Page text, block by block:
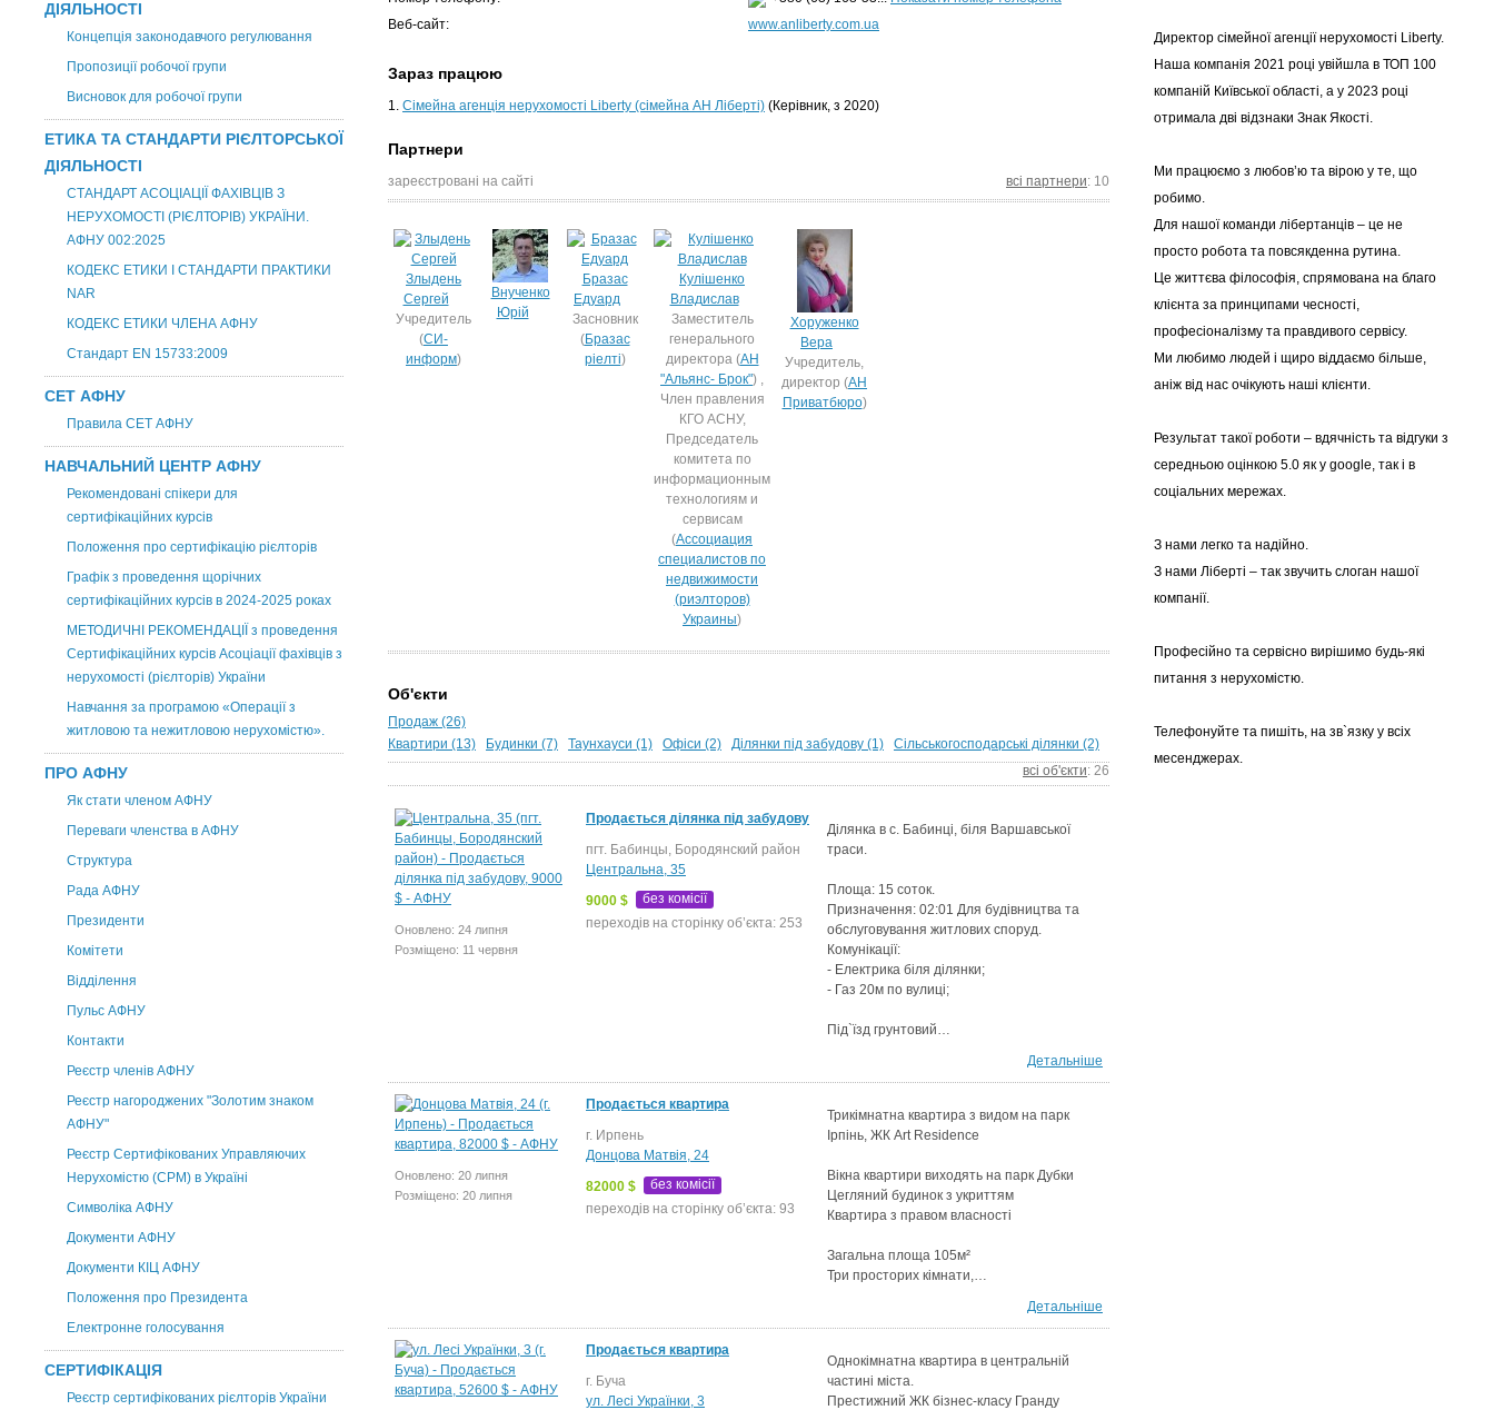
ДІЯЛЬНОСТІ
Концепція законодавчого регулювання
Пропозиції робочої групи
Висновок для робочої групи
ЕТИКА ТА СТАНДАРТИ РІЄЛТОРСЬКОЇ
ДІЯЛЬНОСТІ
СТАНДАРТ АСОЦІАЦІЇ ФАХІВЦІВ З
НЕРУХОМОСТІ (РІЄЛТОРІВ) УКРАЇНИ.
АФНУ 002:2025
КОДЕКС ЕТИКИ І СТАНДАРТИ ПРАКТИКИ
NAR
КОДЕКС ЕТИКИ ЧЛЕНА АФНУ
Стандарт EN 15733:2009
СЕТ АФНУ
Правила СЕТ АФНУ
НАВЧАЛЬНИЙ ЦЕНТР АФНУ
Рекомендовані спікери для
сертифікаційних курсів
Положення про сертифікацію рієлторів
Графік з проведення щорічних
сертифікаційних курсів в 2024-2025 роках
МЕТОДИЧНІ РЕКОМЕНДАЦІЇ з проведення
Сертифікаційних курсів Асоціації фахівців з
нерухомості (рієлторів) України
Навчання за програмою «Операції з
житловою та нежитловою нерухомістю».
ПРО АФНУ
Як стати членом АФНУ
Переваги членства в АФНУ
Структура
Рада АФНУ
Президенти
Комітети
Відділення
Пульс АФНУ
Контакти
Реєстр членів АФНУ
Реєстр нагороджених "Золотим знаком
АФНУ"
Реєстр Сертифікованих Управляючих
Нерухомістю (CPM) в Україні
Символіка АФНУ
Документи АФНУ
Документи КІЦ АФНУ
Положення про Президента
Електронне голосування
СЕРТИФІКАЦІЯ
Реєстр сертифікованих рієлторів України
Веб-сайт:
www.anliberty.com.ua
Зараз працюю
1. Сімейна агенція нерухомості Liberty (сімейна АН Ліберті) (Керівник, з 2020)
Партнери
зареєстровані на сайті всі партнери: 10
Злыдень
Сергей
Учредитель
(СИ-
информ)
Внученко
Юрій
Бразас
Едуард
Засновник
(Бразас
ріелті)
Кулішенко
Владислав
Заместитель
генерального
директора (АН
"Альянс- Брок") ,
Член правления
КГО АСНУ,
Председатель
комитета по
информационным
технологиям и
сервисам
(Ассоциация
специалистов по
недвижимости
(риэлторов)
Украины)
Хоруженко
Вера
Учредитель,
директор (АН
Приватбюро)
Об'єкти
Продаж (26)
Квартири (13)
Будинки (7) Таунхауси (1) Офіси (2) Ділянки під забудову (1)
Сільськогосподарські ділянки (2)
всі об'єкти: 26
Оновлено: 24 липня
Розміщено: 11 червня
Продається ділянка під забудову
пгт. Бабинцы, Бородянский район
Центральна, 35
9000 $
без комісії
переходів на сторінку об’єкта: 253
Ділянка в с. Бабинці, біля Варшавської
траси.
Площа: 15 соток.
Призначення: 02:01 Для будівництва та
обслуговування житлових споруд.
Комунікації:
- Електрика біля ділянки;
- Газ 20м по вулиці;
Під`їзд грунтовий…
Детальніше
Оновлено: 20 липня
Розміщено: 20 липня
Продається квартира
г. Ирпень
Донцова Матвія, 24
82000 $
без комісії
переходів на сторінку об’єкта: 93
Трикімнатна квартира з видом на парк
Ірпінь, ЖК Art Residence
Вікна квартири виходять на парк Дубки
Цегляний будинок з укриттям
Квартира з правом власності
Загальна площа 105м²
Три просторих кімнати,…
Детальніше
Продається квартира
г. Буча
ул. Лесі Українки, 3
Однокімнатна квартира в центральній
частині міста.
Престижний ЖК бізнес-класу Гранду
Директор сімейної агенції нерухомості Liberty.
Наша компанія 2021 році увійшла в ТОП 100
компаній Київської області, а у 2023 році
отримала дві відзнаки Знак Якості.
Ми працюємо з любов’ю та вірою у те, що
робимо.
Для нашої команди лібертанців – це не
просто робота та повсякденна рутина.
Це життєва філософія, спрямована на благо
клієнта за принципами чесності,
професіоналізму та правдивого сервісу.
Ми любимо людей і щиро віддаємо більше,
аніж від нас очікують наші клієнти.
Результат такої роботи – вдячність та відгуки з
середньою оцінкою 5.0 як у google, так і в
соціальних мережах.
З нами легко та надійно.
З нами Ліберті – так звучить слоган нашої
компанії.
Професійно та сервісно вирішимо будь-які
питання з нерухомістю.
Телефонуйте та пишіть, на зв`язку у всіх
месенджерах.